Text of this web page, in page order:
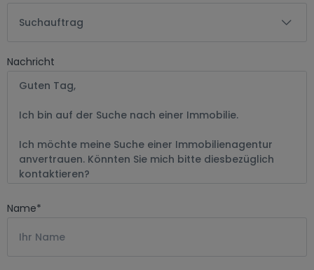
Suchauftrag
Nachricht
Name*